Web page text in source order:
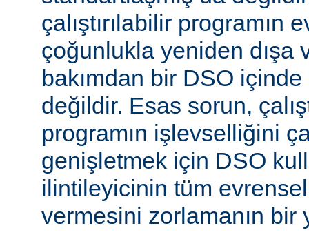
çalıştırılabilir programın
çoğunlukla yeniden dışa
bakımdan bir DSO
değildir. Esas sorun,
programın işlevselliğini
genişletmek için DSO
ilintileyicinin tüm
vermesini zorlamanın bir